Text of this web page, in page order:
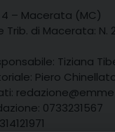
4 – Macerata (MC)
Trib. di Macerata: N.
Tiziana
Piero
0733231567